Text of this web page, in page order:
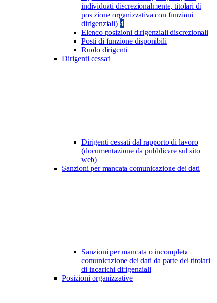
individuati discrezionalmente, titolari di
posizione organizzativa con funzioni
dirigenziali) 4
Elenco posizioni dirigenziali discrezionali
Posti di funzione disponibili
Ruolo dirigenti
Dirigenti cessati
Dirigenti cessati dal rapporto di lavoro
(documentazione da pubblicare sul sito
web)
Sanzioni per mancata comunicazione dei dati
Sanzioni per mancata o incompleta
comunicazione dei dati da parte dei titolari
di incarichi dirigenziali
Posizioni organizzative